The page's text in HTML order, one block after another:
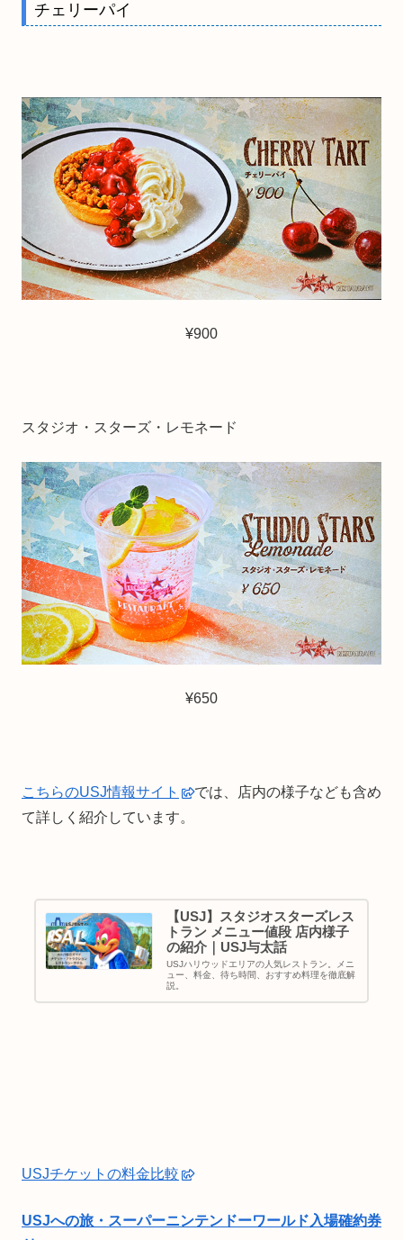
チェリーパイ
¥900
スタジオ・スターズ・レモネード
¥650
こちらのUSJ情報サイト
では、店内の様子なども含め
て詳しく紹介しています。
【USJ】スタジオスターズレス
トラン メニュー値段 店内様子
の紹介｜USJ与太話
USJハリウッドエリアの人気レストラン。メニ
ュー、料金、待ち時間、おすすめ料理を徹底解
説。
USJチケットの料金比較
USJへの旅・スーパーニンテンドーワールド入場確約券